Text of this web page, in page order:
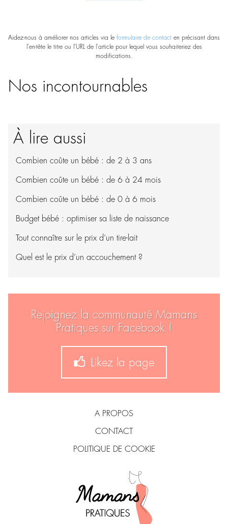
Aidez-nous à améliorer nos articles via le formulaire de contact en précisant dans
l'en-tête le titre ou l'URL de l'article pour lequel vous souhaiteriez des
modifications.
Nos incontournables
À lire aussi
Combien coûte un bébé : de 2 à 3 ans
Combien coûte un bébé : de 6 à 24 mois
Combien coûte un bébé : de 0 à 6 mois
Budget bébé : optimiser sa liste de naissance
Tout connaître sur le prix d’un tire-lait
Quel est le prix d’un accouchement ?
Rejoignez la communauté Mamans
Pratiques sur Facebook !
Likez la page
A PROPOS
CONTACT
POLITIQUE DE COOKIE